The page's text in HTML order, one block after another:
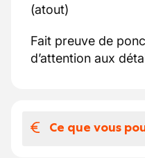
(atout)
Fait preuve de
d’attention aux
Ce que vous